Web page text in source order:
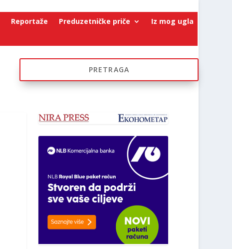
Reportaže Preduzetničke priče Iz mog ugla